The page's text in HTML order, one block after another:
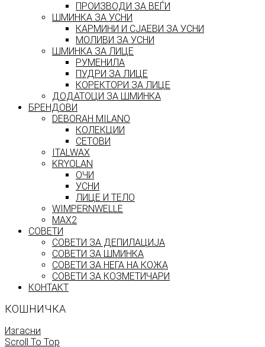
ПРОИЗВОДИ ЗА ВЕЃИ
ШМИНКА ЗА УСНИ
КАРМИНИ И СЈАЕВИ ЗА УСНИ
МОЛИВИ ЗА УСНИ
ШМИНКА ЗА ЛИЦЕ
РУМЕНИЛА
ПУДРИ ЗА ЛИЦЕ
КОРЕКТОРИ ЗА ЛИЦЕ
ДОДАТОЦИ ЗА ШМИНКА
БРЕНДОВИ
DEBORAH MILANO
КОЛЕКЦИИ
СЕТОВИ
ITALWAX
KRYOLAN
ОЧИ
УСНИ
ЛИЦЕ И ТЕЛО
WIMPERNWELLE
MAX2
СОВЕТИ
СОВЕТИ ЗА ДЕПИЛАЦИЈА
СОВЕТИ ЗА ШМИНКА
СОВЕТИ ЗА НЕГА НА КОЖА
СОВЕТИ ЗА КОЗМЕТИЧАРИ
КОНТАКТ
КОШНИЧКА
Изгасни
Scroll To Top